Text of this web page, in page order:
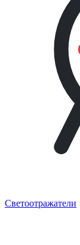
Светоотражатели